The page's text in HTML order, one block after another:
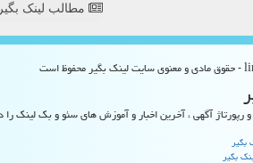
مطالب لینک بگیر
رپورتاژ آگهی ، آخرین اخبار و آموزش های سئو و بک لینک را
بگیر